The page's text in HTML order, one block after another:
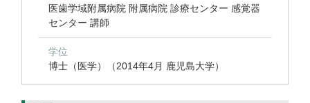
医歯学域附属病院 附属病院 診療センター 感覚器
センター 講師
学位
博士（医学）（2014年4月 鹿児島大学）